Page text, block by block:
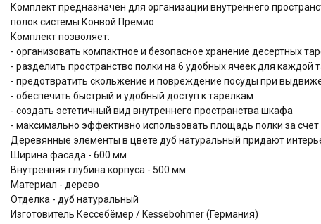
Комплект предназначен для организации внутреннего
полок системы Конвой Премио
Комплект позволяет:
- организовать компактное и безопасное хранение десертных
- разделить пространство полки на 6 удобных ячеек для каждой
- предотвратить скольжение и повреждение посуды при
- обеспечить быстрый и удобный доступ к тарелкам
- создать эстетичный вид внутреннего пространства шкафа
- максимально эффективно использовать площадь полки за
Деревянные элементы в цвете дуб натуральный придают
Ширина фасада - 600 мм
Внутренняя глубина корпуса - 500 мм
Материал - дерево
Отделка - дуб натуральный
Изготовитель Кессебёмер / Kessebohmer (Германия)